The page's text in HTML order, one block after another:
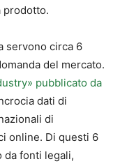
prodotto.
servono circa 6
del mercato.
pubblicato da
dati di
di
online. Di questi 6
da fonti legali,